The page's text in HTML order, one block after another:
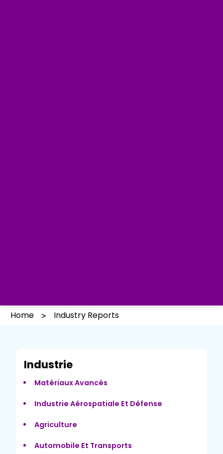
Home Industry Reports
Industrie
Matériaux Avancés
Industrie Aérospatiale Et Défense
Agriculture
Automobile Et Transports